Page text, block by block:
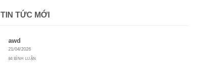
TIN TỨC MỚI
awd
21/04/2026
84 BÌNH LUẬN